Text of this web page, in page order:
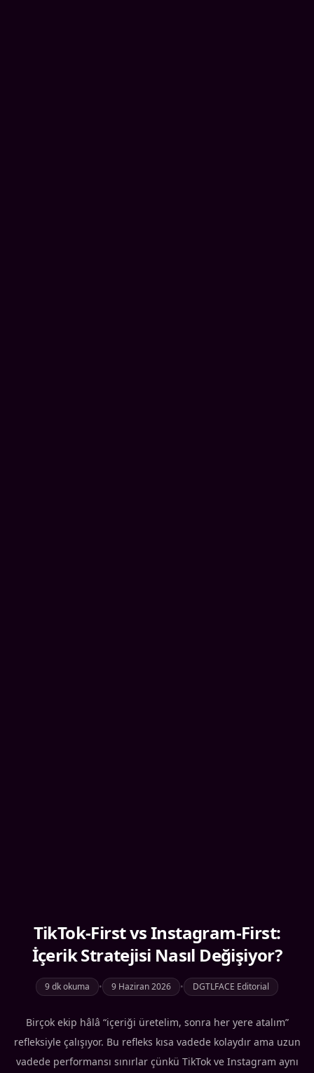
TikTok-First vs Instagram-First:
İçerik Stratejisi Nasıl Değişiyor?
9 dk okuma • 9 Haziran 2026 • DGTLFACE Editorial
Birçok ekip hâlâ “içeriği üretelim, sonra her yere atalım”
refleksiyle çalışıyor. Bu refleks kısa vadede kolaydır ama uzun
vadede performansı sınırlar çünkü TikTok ve Instagram aynı